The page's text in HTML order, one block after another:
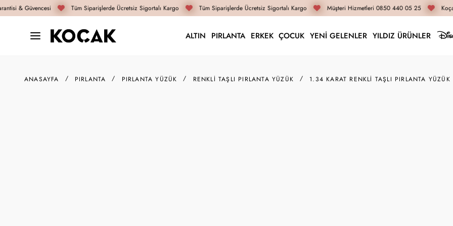
& Güvencesi Tüm Siparişlerde Ücretsiz Sigortalı Kargo Tüm Siparişlerde Ücretsiz Sigortalı Kargo Müşteri Hizmetleri 0850 440 05 25
ALTIN PIRLANTA ERKEK ÇOCUK YENİ GELENLER YILDIZ ÜRÜNLER
ANASAYFA PIRLANTA PIRLANTA YÜZÜK RENKLI TAŞLI PIRLANTA YÜZÜK 1.34 KARAT RENKLI TAŞLI PIRLANTA YÜZÜK